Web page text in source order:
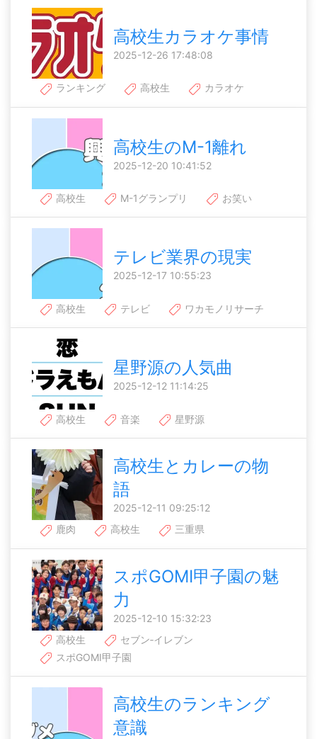
高校生カラオケ事情
2025-12-26 17:48:08
ランキング 高校生 カラオケ
高校生のM-1離れ
2025-12-20 10:41:52
高校生 M-1グランプリ お笑い
テレビ業界の現実
2025-12-17 10:55:23
高校生 テレビ ワカモノリサーチ
星野源の人気曲
2025-12-12 11:14:25
高校生 音楽 星野源
高校生とカレーの物
語
2025-12-11 09:25:12
鹿肉
高校生 三重県
スポGOMI甲子園の魅
力
2025-12-10 15:32:23
高校生
セブン‐イレブン
スポGOMI甲子園
高校生のランキング
意識